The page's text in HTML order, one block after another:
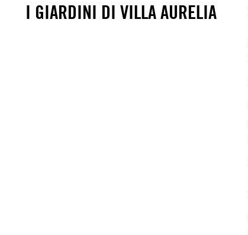
I GIARDINI DI VILLA AURELIA